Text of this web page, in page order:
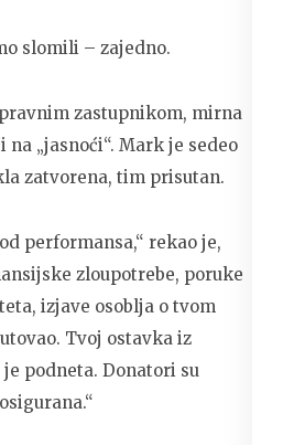
slomili – zajedno.
zastupnikom, mirna
„jasnoći“. Mark je sedeo
zatvorena, tim prisutan.
performansa,“ rekao je,
zloupotrebe, poruke
izjave osoblja o tvom
Tvoj ostavka iz
podneta. Donatori su